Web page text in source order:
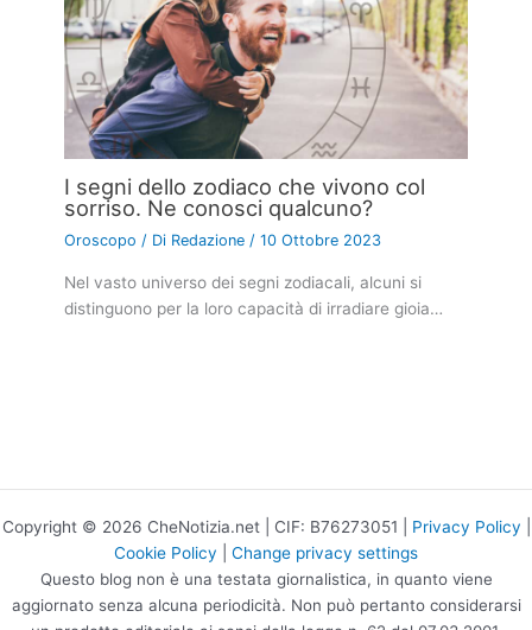
I segni dello zodiaco che vivono col
sorriso. Ne conosci qualcuno?
Oroscopo / Di Redazione /10 Ottobre 2023
Nel vasto universo dei segni zodiacali, alcuni si
distinguono per la loro capacità di irradiare gioia…
Copyright © 2026 CheNotizia.net | CIF: B76273051 | Privacy Policy
Cookie Policy
Change privacy settings
Questo blog non è una testata giornalistica, in quanto viene
aggiornato senza alcuna periodicità. Non può pertanto considerarsi